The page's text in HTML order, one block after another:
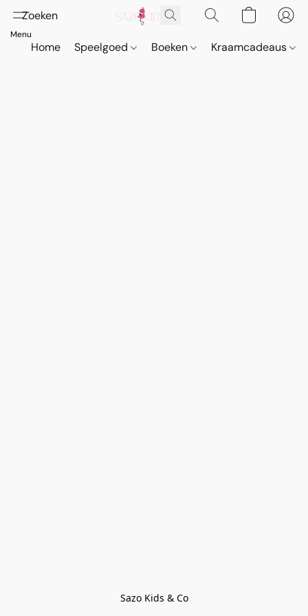
Home Speelgoed Boeken Kraamcadeaus
Sazo Kids & Co